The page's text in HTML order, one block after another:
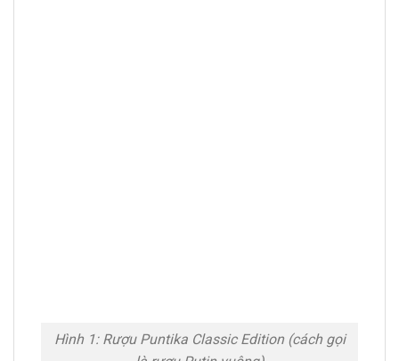
Hình 1: Rượu Puntika Classic Edition (cách gọi